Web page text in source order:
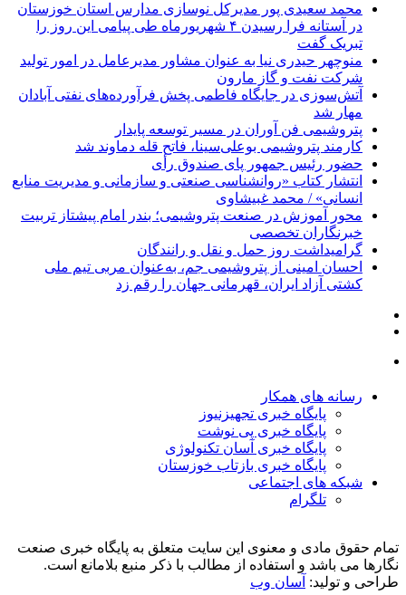
محمد سعیدی پور مدیرکل نوسازی مدارس استان خوزستان
در آستانه فرا رسیدن ۴ شهریورماه طی پیامی این روز را
تبریک گفت
منوچهر حیدری نیا به عنوان مشاور مدیرعامل در امور تولید
شرکت نفت و گاز مارون
آتش‌سوزی در جایگاه فاطمی پخش فرآورده‌های نفتی آبادان
مهار شد
پتروشیمی فن آوران در مسیر توسعه پایدار
کارمند پتروشیمی بوعلی‌سینا، فاتح قله دماوند شد
حضور رئیس جمهور پای صندوق رأی
انتشار کتاب «روانشناسی صنعتی و سازمانی و مدیریت منابع
انسانی» / محمد غبیشاوی
محور آموزش در صنعت پتروشیمی؛ بندر امام پیشتاز تربیت
خبرنگاران تخصصی
گرامیداشت روز حمل و نقل و رانندگان
احسان امینی از پتروشیمی جم، به‌عنوان مربی تیم ملی
کشتی آزاد ایران، قهرمانی جهان را رقم زد
رسانه های همکار
پایگاه خبری تجهیزنیوز
پایگاه خبری پی نوشت
پایگاه خبری آسان تکنولوژی
پایگاه خبری بازتاب خوزستان
شبکه های اجتماعی
تلگرام
تمام حقوق مادی و معنوی این سایت متعلق به پایگاه خبری صنعت
نگارها می باشد و استفاده از مطالب با ذکر منبع بلامانع است.
طراحی و تولید: آسان وب